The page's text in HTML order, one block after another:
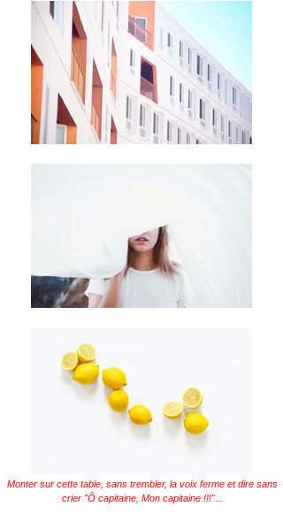
Monter sur cette table, sans trembler, la voix ferme et dire sans
crier "Ô capitaine, Mon capitaine !!!"...